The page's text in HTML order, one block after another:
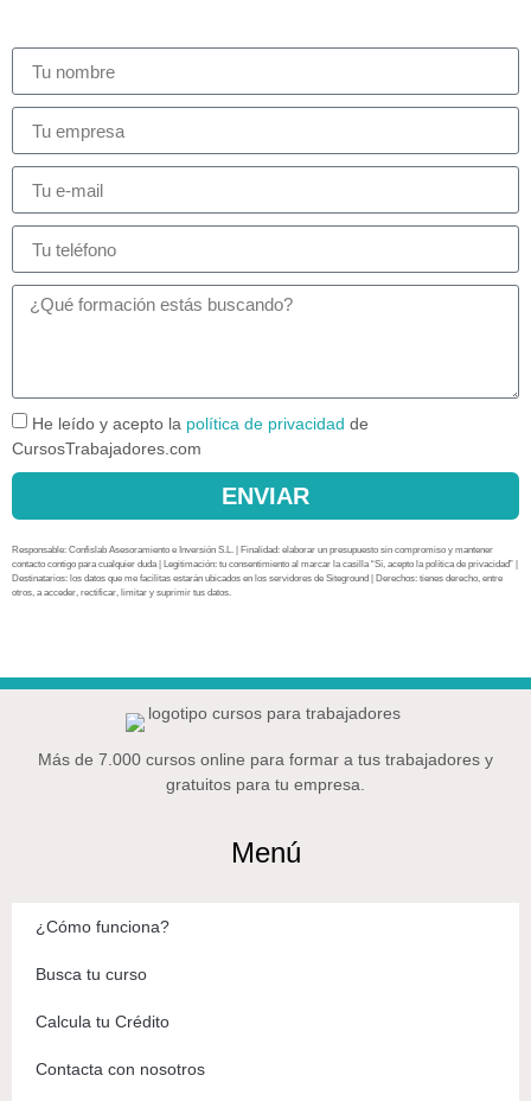
He leído y acepto la política de privacidad de
CursosTrabajadores.com
ENVIAR
Responsable: Confislab Asesoramiento e Inversión S.L. | Finalidad: elaborar un presupuesto sin compromiso y mantener
contacto contigo para cualquier duda | Legitimación: tu consentimiento al marcar la casilla “Sí, acepto la política de privacidad” |
Destinatarios: los datos que me facilitas estarán ubicados en los servidores de Siteground | Derechos: tienes derecho, entre
otros, a acceder, rectificar, limitar y suprimir tus datos.
Más de 7.000 cursos online para formar a tus trabajadores y
gratuitos para tu empresa.
Menú
¿Cómo funciona?
Busca tu curso
Calcula tu Crédito
Contacta con nosotros